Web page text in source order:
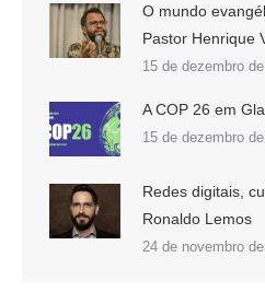
O mundo
Pastor Henrique
15 de dezembro de
A COP 26 em
15 de dezembro de
Redes digitais,
Ronaldo Lemos
24 de novembro de